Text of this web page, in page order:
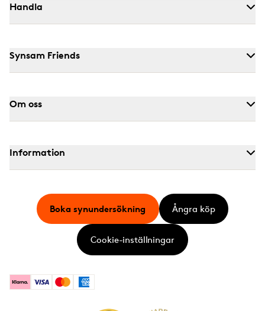
Handla
Synsam Friends
Om oss
Information
KlarnaVisa MastercardAmerican Express
Boka synundersökning Ångra köp
Cookie-inställningar